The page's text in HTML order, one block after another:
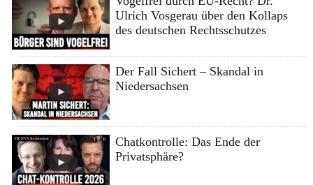
Ulrich Vosgerau über den Kollaps
des deutschen Rechtsschutzes
Der Fall Sichert – Skandal in
Niedersachsen
Chatkontrolle: Das Ende der
Privatsphäre?